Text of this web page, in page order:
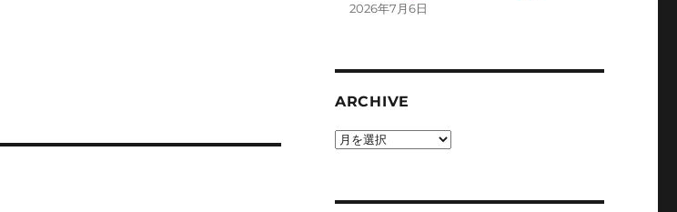
2026年7月6日
ARCHIVE
ARCHIVE